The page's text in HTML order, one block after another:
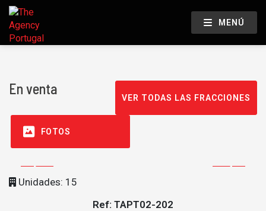
MENÚ
En venta
VER TODAS LAS FRACCIONES
FOTOS
Unidades: 15
Ref: TAPT02-202